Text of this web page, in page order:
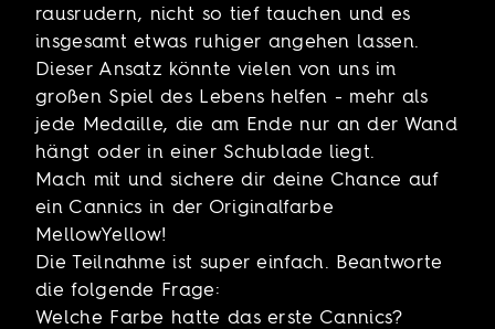
rausrudern, nicht so tief tauchen und es
insgesamt etwas ruhiger angehen lassen.
Dieser Ansatz könnte vielen von uns im
großen Spiel des Lebens helfen - mehr als
jede Medaille, die am Ende nur an der Wand
hängt oder in einer Schublade liegt.
Mach mit und sichere dir deine Chance auf
ein Cannics in der Originalfarbe
MellowYellow!
Die Teilnahme ist super einfach. Beantworte
die folgende Frage:
Welche Farbe hatte das erste Cannics?